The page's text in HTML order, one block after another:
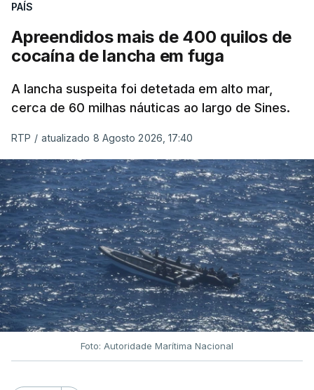
PAÍS
Apreendidos mais de 400 quilos de
cocaína de lancha em fuga
A lancha suspeita foi detetada em alto mar,
cerca de 60 milhas náuticas ao largo de Sines.
RTP / atualizado 8 Agosto 2026, 17:40
Foto: Autoridade Marítima Nacional